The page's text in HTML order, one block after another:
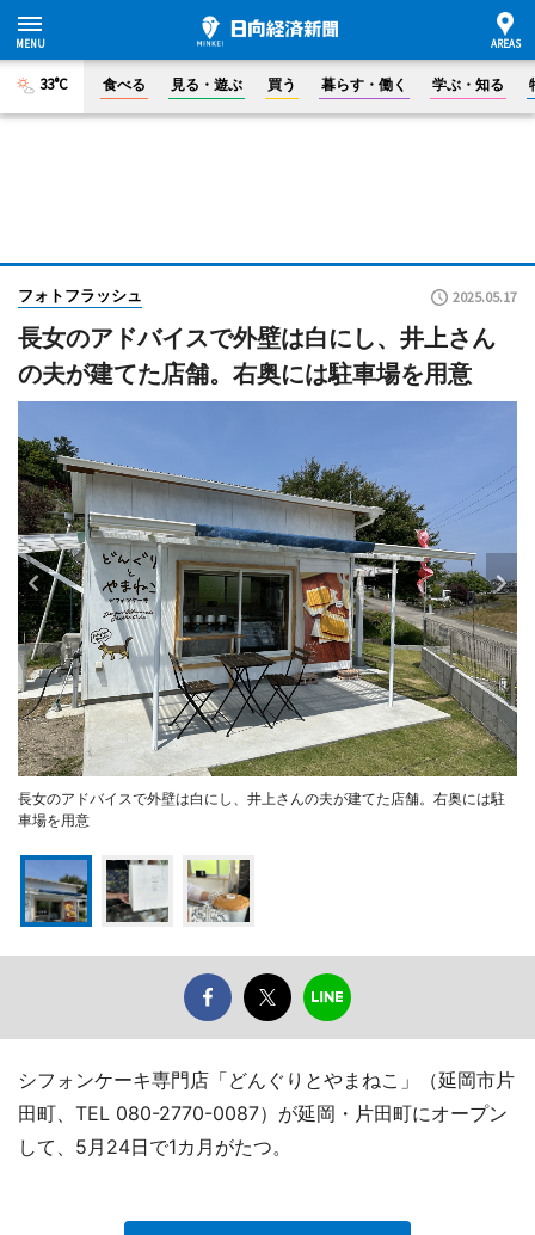
33°C 食べる 見る・遊ぶ 買う 暮らす・働く 学ぶ・知る
フォトフラッシュ 2025.05.17
長女のアドバイスで外壁は白にし、井上さん
の夫が建てた店舗。右奥には駐車場を用意
長女のアドバイスで外壁は白にし、井上さんの夫が建てた店舗。右奥には駐
車場を用意
シフォンケーキ専門店「どんぐりとやまねこ」（延岡市片
田町、TEL 080-2770-0087）が延岡・片田町にオープン
して、5月24日で1カ月がたつ。